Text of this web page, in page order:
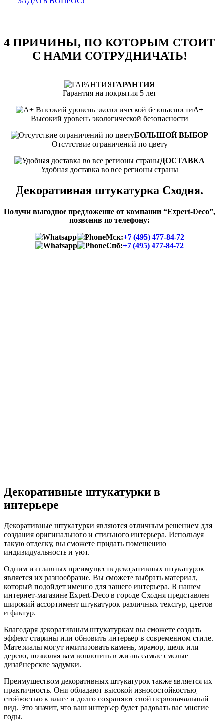
4 ПРИЧИНЫ, ПО КОТОРЫМ СТОИТ
С НАМИ СОТРУДНИЧАТЬ!
ГАРАНТИЯ
Гарантия на покрытия 5 лет
А+
Высокий уровень экологической безопасности
БОЛЬШОЙ ВЫБОР
Отсутствие ограничений по цвету
ДОСТАВКА
Удобная доставка во все регионы страны
Декоративная штукатурка Сходня.
Получи выгодное предложение от компании “Expert-Deco”,
позвонив по телефону:
Мск:+7 (495) 477-84-72
Спб:+7 (495) 477-84-72
Декоративные штукатурки в
интерьере
Декоративные штукатурки являются отличным решением для
создания оригинального и стильного интерьера. Используя
такую отделку, вы сможете придать помещению
индивидуальность и уют.
Одним из главных преимуществ декоративных штукатурок
является их разнообразие. Вы сможете выбрать материал,
который подойдет именно для вашего интерьера. В нашем
интернет-магазине Expert-Deco в городе Сходня представлен
широкий ассортимент штукатурок различных текстур, цветов
и фактур.
Благодаря декоративным штукатуркам вы сможете создать
эффект старины или обновить интерьер в современном стиле.
Материалы могут имитировать камень, мрамор, шелк или
дерево, позволяя вам воплотить в жизнь самые смелые
дизайнерские задумки.
Преимуществом декоративных штукатурок также является их
практичность. Они обладают высокой износостойкостью,
стойкостью к влаге и долго сохраняют свой первоначальный
вид. Это значит, что ваш интерьер будет радовать вас многие
годы.